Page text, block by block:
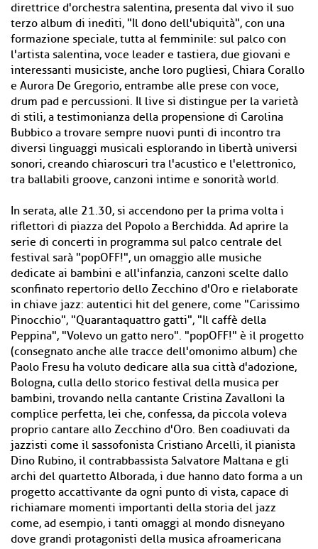
direttrice d'orchestra salentina, presenta dal vivo il suo
terzo album di inediti, "Il dono dell'ubiquità", con una
formazione speciale, tutta al femminile: sul palco con
l'artista salentina, voce leader e tastiera, due giovani e
interessanti musiciste, anche loro pugliesi, Chiara Corallo
e Aurora De Gregorio, entrambe alle prese con voce,
drum pad e percussioni. Il live si distingue per la varietà
di stili, a testimonianza della propensione di Carolina
Bubbico a trovare sempre nuovi punti di incontro tra
diversi linguaggi musicali esplorando in libertà universi
sonori, creando chiaroscuri tra l'acustico e l'elettronico,
tra ballabili groove, canzoni intime e sonorità world.
In serata, alle 21.30, si accendono per la prima volta i
riflettori di piazza del Popolo a Berchidda. Ad aprire la
serie di concerti in programma sul palco centrale del
festival sarà "popOFF!", un omaggio alle musiche
dedicate ai bambini e all'infanzia, canzoni scelte dallo
sconfinato repertorio dello Zecchino d'Oro e rielaborate
in chiave jazz: autentici hit del genere, come "Carissimo
Pinocchio", "Quarantaquattro gatti", "Il caffè della
Peppina", "Volevo un gatto nero". "popOFF!" è il progetto
(consegnato anche alle tracce dell'omonimo album) che
Paolo Fresu ha voluto dedicare alla sua città d'adozione,
Bologna, culla dello storico festival della musica per
bambini, trovando nella cantante Cristina Zavalloni la
complice perfetta, lei che, confessa, da piccola voleva
proprio cantare allo Zecchino d'Oro. Ben coadiuvati da
jazzisti come il sassofonista Cristiano Arcelli, il pianista
Dino Rubino, il contrabbassista Salvatore Maltana e gli
archi del quartetto Alborada, i due hanno dato forma a un
progetto accattivante da ogni punto di vista, capace di
richiamare momenti importanti della storia del jazz
come, ad esempio, i tanti omaggi al mondo disneyano
dove grandi protagonisti della musica afroamericana